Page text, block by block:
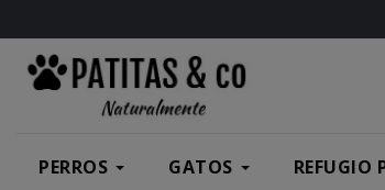
PERROS GATOS REFUGIO